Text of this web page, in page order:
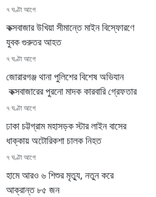
৭ ঘণ্টা আগে
কক্সবাজার উখিয়া সীমান্তে মাইন বিস্ফোরণে
যুবক গুরুতর আহত
৭ ঘণ্টা আগে
জোরারগঞ্জ থানা পুলিশের বিশেষ অভিযান
কক্সবাজারের পুরনো মাদক কারবারি গ্রেফতার
৭ ঘণ্টা আগে
ঢাকা চট্টগ্রাম মহাসড়ক স্টার লাইন বাসের
ধাক্কায় অটোরিকশা চালক নিহত
৭ ঘণ্টা আগে
হামে আরও ৬ শিশুর মৃত্যু, নতুন করে
আক্রান্ত ৮৫ জন